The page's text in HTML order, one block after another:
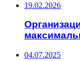
19.02.2026
04.07.2025